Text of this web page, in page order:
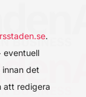
.
eventuell
det
att redigera